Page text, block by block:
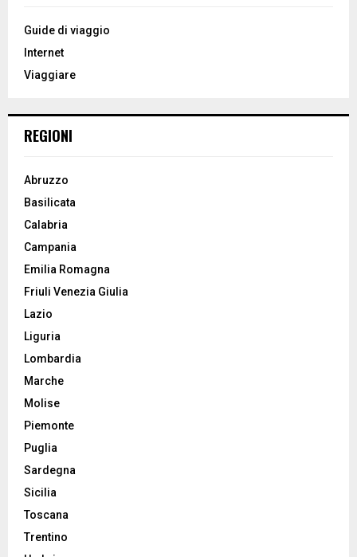
o
:
Guide di viaggio
Internet
Viaggiare
REGIONI
Abruzzo
Basilicata
Calabria
Campania
Emilia Romagna
Friuli Venezia Giulia
Lazio
Liguria
Lombardia
Marche
Molise
Piemonte
Puglia
Sardegna
Sicilia
Toscana
Trentino